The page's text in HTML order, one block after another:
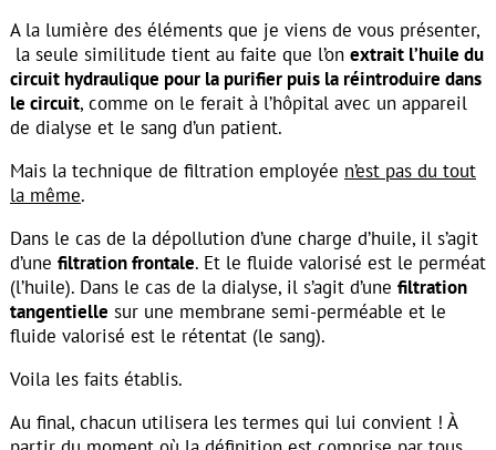
A la lumière des éléments que je viens de vous présenter,
la seule similitude tient au faite que l’on extrait l’huile du
circuit hydraulique pour la purifier puis la réintroduire dans
le circuit, comme on le ferait à l’hôpital avec un appareil
de dialyse et le sang d’un patient.
Mais la technique de filtration employée n’est pas du tout
la même.
Dans le cas de la dépollution d’une charge d’huile, il s’agit
d’une filtration frontale. Et le fluide valorisé est le perméat
(l’huile). Dans le cas de la dialyse, il s’agit d’une filtration
tangentielle sur une membrane semi-perméable et le
fluide valorisé est le rétentat (le sang).
Voila les faits établis.
Au final, chacun utilisera les termes qui lui convient ! À